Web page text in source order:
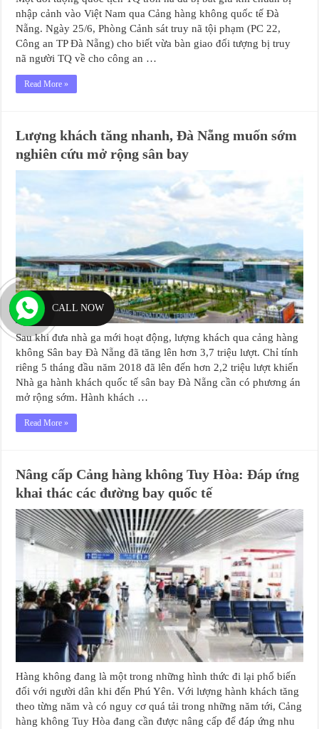
nhập cảnh vào Việt Nam qua Cảng hàng không quốc tế Đà
Nẵng. Ngày 25/6, Phòng Cảnh sát truy nã tội phạm (PC 22,
Công an TP Đà Nẵng) cho biết vừa bàn giao đối tượng bị truy
nã người TQ về cho công an …
Read More »
Lượng khách tăng nhanh, Đà Nẵng muốn sớm
nghiên cứu mở rộng sân bay
Sau khi đưa nhà ga mới hoạt động, lượng khách qua cảng hàng
không Sân bay Đà Nẵng đã tăng lên hơn 3,7 triệu lượt. Chỉ tính
riêng 5 tháng đầu năm 2018 đã lên đến hơn 2,2 triệu lượt khiến
Nhà ga hành khách quốc tế sân bay Đà Nẵng cần có phương án
mở rộng sớm. Hành khách …
Read More »
Nâng cấp Cảng hàng không Tuy Hòa: Đáp ứng
khai thác các đường bay quốc tế
Hàng không đang là một trong những hình thức đi lại phổ biến
đối với người dân khi đến Phú Yên. Với lượng hành khách tăng
theo từng năm và có nguy cơ quá tải trong những năm tới, Cảng
hàng không Tuy Hòa đang cần được nâng cấp để đáp ứng nhu
CALL NOW